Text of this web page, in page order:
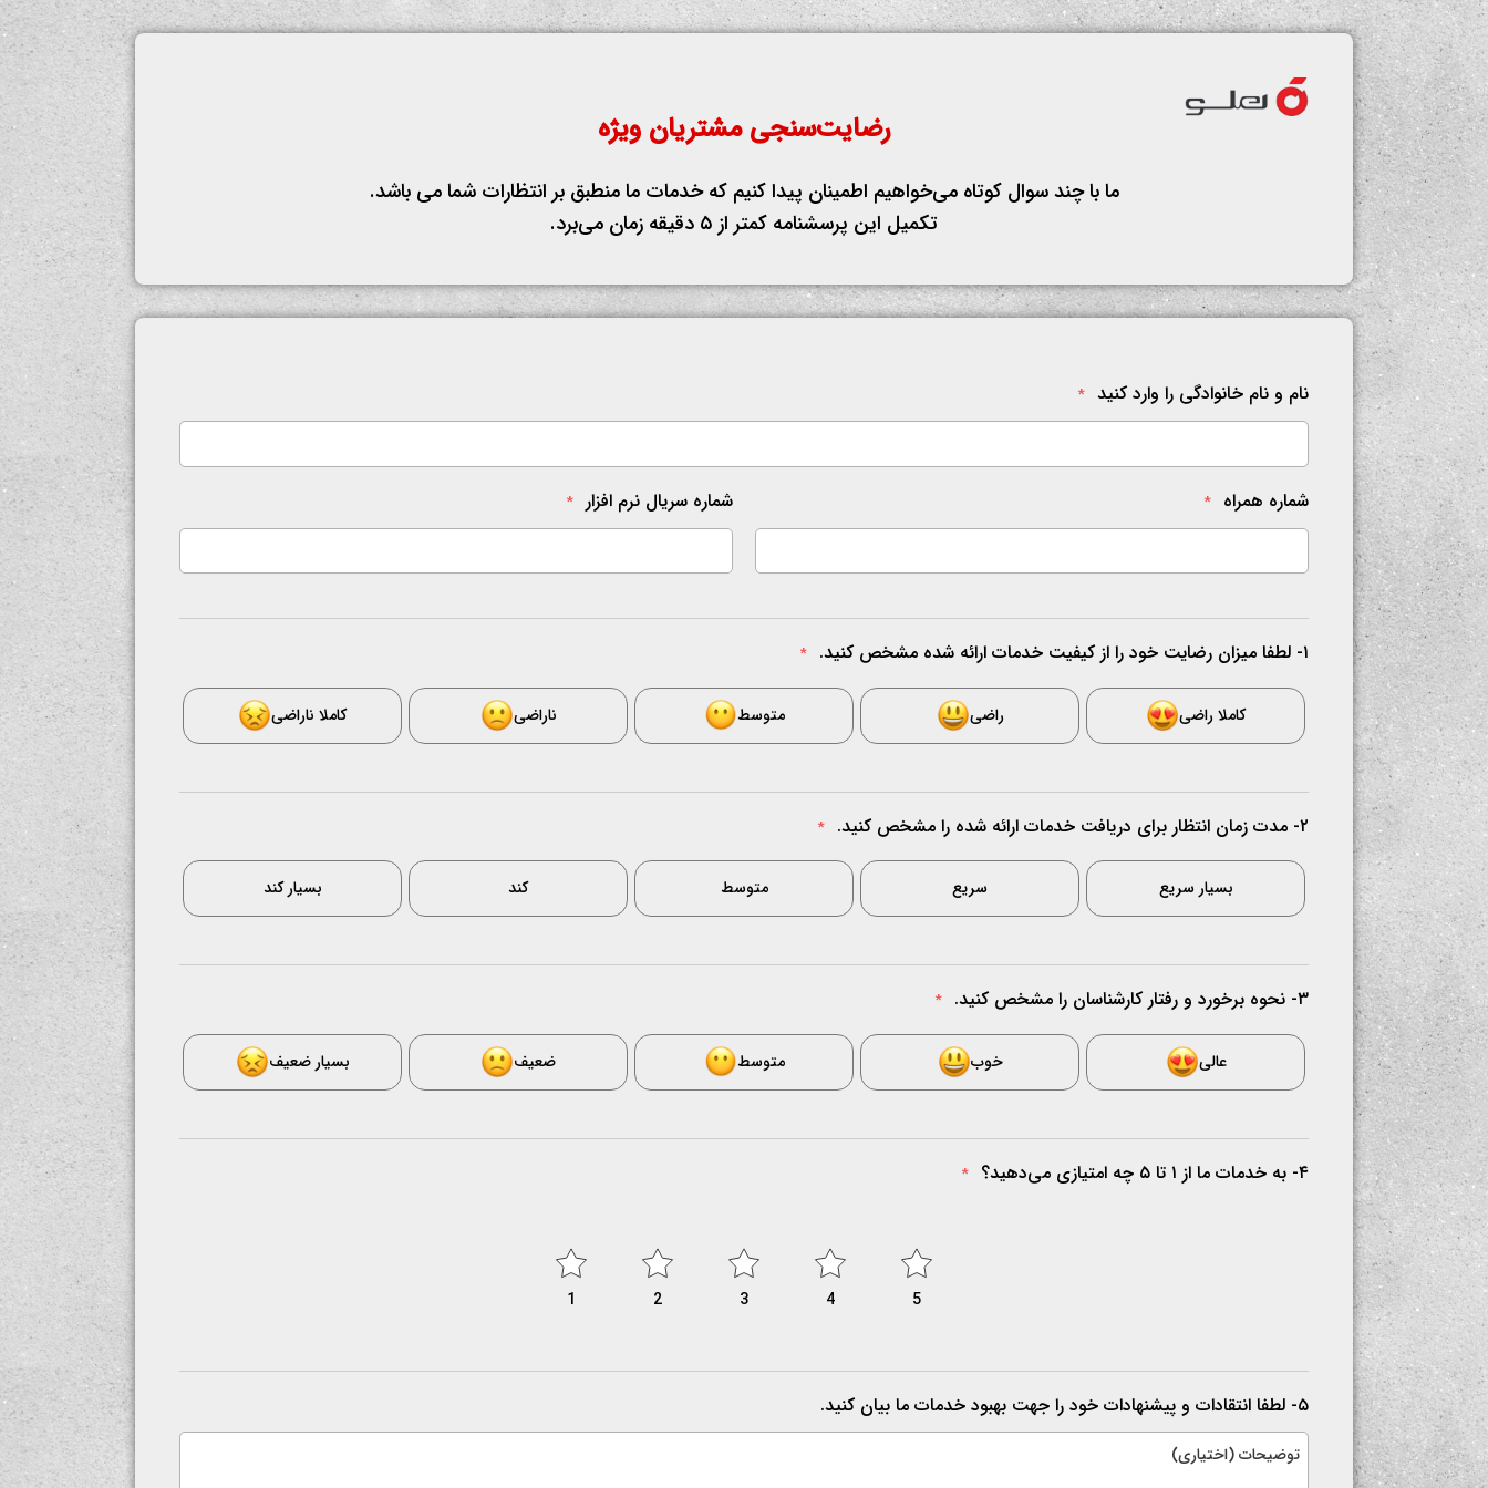
رضایت‌سنجی مشتریان ویژه
ما با چند سوال کوتاه می‌خواهیم اطمینان پیدا کنیم که خدمات ما منطبق بر انتظارات شما می باشد.
تکمیل این پرسشنامه کمتر از ۵ دقیقه زمان می‌برد.
نام و نام خانوادگی را وارد کنید *
شماره همراه * شماره سریال نرم افزار *
۱- لطفا میزان رضایت خود را از کیفیت خدمات ارائه شده مشخص کنید. *
کاملا راضی راضی متوسط ناراضی کاملا ناراضی
۲- مدت زمان انتظار برای دریافت خدمات ارائه شده را مشخص کنید. *
بسیار سریع سریع متوسط کند بسیار کند
۳- نحوه برخورد و رفتار کارشناسان را مشخص کنید. *
عالی خوب متوسط ضعیف بسیار ضعیف
۴- به خدمات ما از ۱ تا ۵ چه امتیازی می‌دهید؟ *
5
4
3
2
1
۵- لطفا انتقادات و پیشنهادات خود را جهت بهبود خدمات ما بیان کنید.